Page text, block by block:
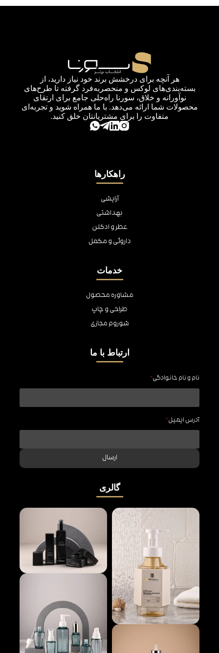
هر آنچه برای درخشش برند خود نیاز دارید، از
بسته‌بندی‌های لوکس و منحصربه‌فرد گرفته تا طرح‌های
نوآورانه و خلاق، سورنا راه‌حلی جامع برای ارتقای
محصولات شما ارائه می‌دهد. با ما همراه شوید و تجربه‌ای
متفاوت را برای مشتریانتان خلق کنید.
گالری
راهکارها
آرایشی
بهداشتی
عطر و ادکلن
داروئی و مکمل
خدمات
مشاوره محصول
طراحی و چاپ
شوروم مجازی
ارتباط با ما
نام و نام خانوادگی*
آدرس ایمیل*
ارسال